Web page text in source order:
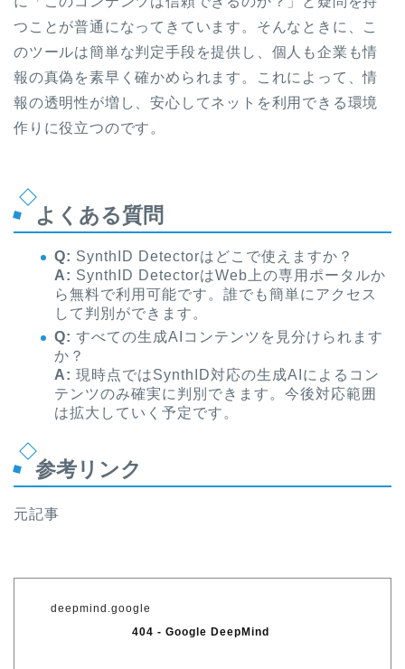
つことが普通になってきています。そんなときに、こ
のツールは簡単な判定手段を提供し、個人も企業も情
報の真偽を素早く確かめられます。これによって、情
報の透明性が増し、安心してネットを利用できる環境
作りに役立つのです。
よくある質問
Q: SynthID Detectorはどこで使えますか？
A: SynthID DetectorはWeb上の専用ポータルか
ら無料で利用可能です。誰でも簡単にアクセス
して判別ができます。
Q: すべての生成AIコンテンツを見分けられます
か？
A: 現時点ではSynthID対応の生成AIによるコン
テンツのみ確実に判別できます。今後対応範囲
は拡大していく予定です。
参考リンク
元記事
deepmind.google
404 - Google DeepMind